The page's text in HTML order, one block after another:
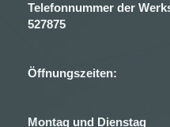
Telefonnummer der
527875
Öffnungszeiten:
Montag und Dienstag